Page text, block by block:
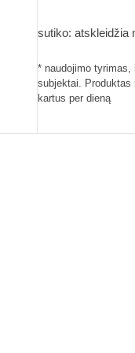
sutiko: atskleidžia
* naudojimo tyrimas,
subjektai. Produktas
kartus per dieną